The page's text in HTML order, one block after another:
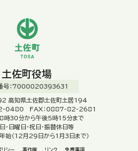
土佐町役場
号：7000020393631
高知県土佐郡土佐町土居194
0480 FAX：0887-82-2681
時30分から午後5時15分まで
・日曜日・祝日・振替休日等
始（12月29日から1月3日まで）
シー 著作権 リンク 免責事項